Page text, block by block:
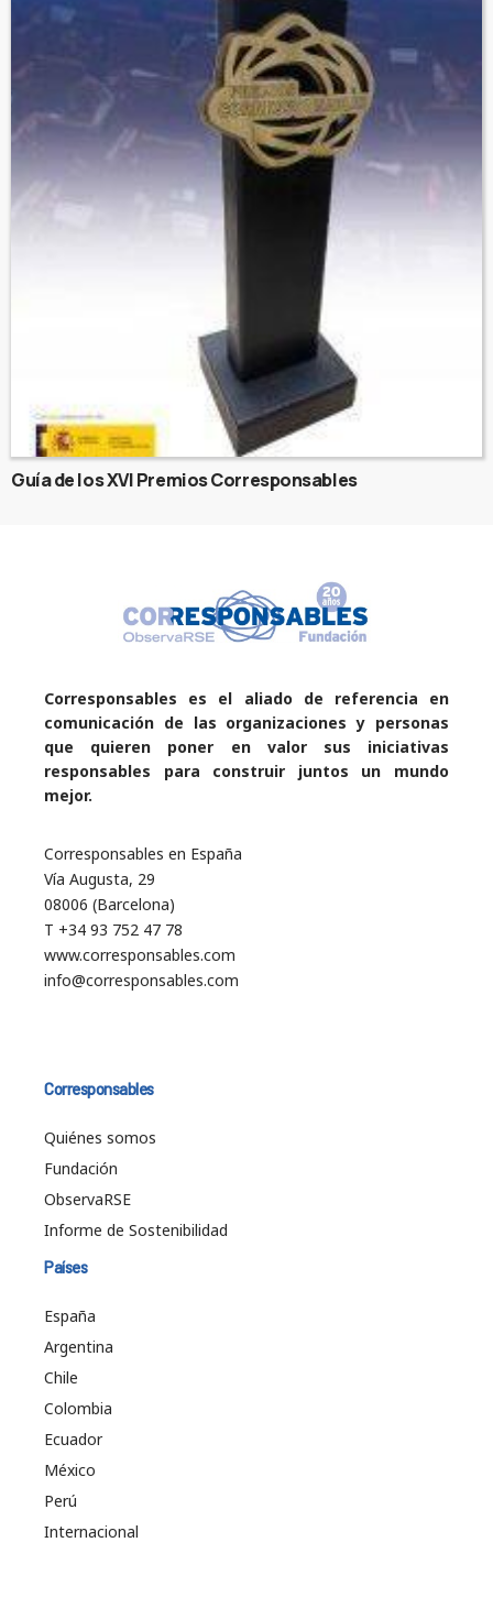
Guía de los XVI Premios Corresponsables
Corresponsables es el aliado de referencia en
comunicación de las organizaciones y personas
que quieren poner en valor sus iniciativas
responsables para construir juntos un mundo
mejor.
Corresponsables en España
Vía Augusta, 29
08006 (Barcelona)
T +34 93 752 47 78
www.corresponsables.com
info@corresponsables.com
Corresponsables
Quiénes somos
Fundación
ObservaRSE
Informe de Sostenibilidad
Países
España
Argentina
Chile
Colombia
Ecuador
México
Perú
Internacional